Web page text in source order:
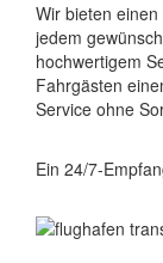
Wir bieten
jedem
hochwertigem
Fahrgästen
Service ohne
Ein 24/7-